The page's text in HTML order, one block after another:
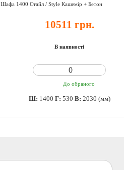
Шафа 1400 Стайл / Style Кашемір + Бетон
10511 грн.
В наявності
До обраного
Ш: 1400 Г: 530 В: 2030 (мм)